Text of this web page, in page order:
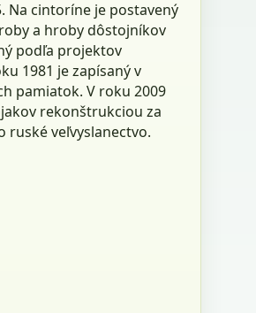
Na cintoríne je postavený
a hroby dôstojníkov
podľa projektov
1981 je zapísaný v
pamiatok. V roku 2009
rekonštrukciou za
ruské veľvyslanectvo.